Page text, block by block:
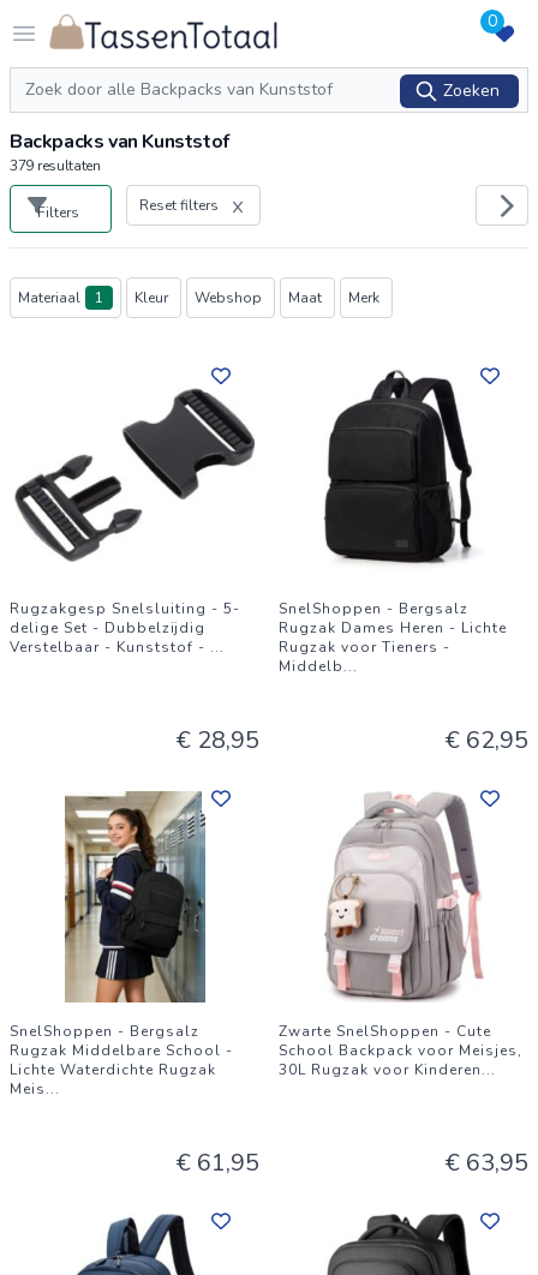
Open menu
Logo Tassentotaal.nl 0
Zoeken
Zoeken
Backpacks van Kunststof
379 resultaten
Filters Reset filters
Producten
Materiaal 1 Kleur Webshop Maat Merk
Rugzakgesp Snelsluiting - 5-
delige Set - Dubbelzijdig
Verstelbaar - Kunststof - ...
€ 28,95
SnelShoppen - Bergsalz
Rugzak Dames Heren - Lichte
Rugzak voor Tieners -
Middelb...
€ 62,95
SnelShoppen - Bergsalz
Rugzak Middelbare School -
Lichte Waterdichte Rugzak
Meis...
€ 61,95
Zwarte SnelShoppen - Cute
School Backpack voor Meisjes,
30L Rugzak voor Kinderen...
€ 63,95